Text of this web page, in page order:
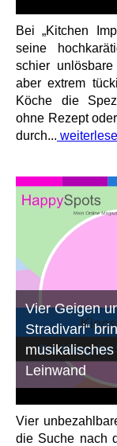
Bei „Kitchen
seine
schier
aber extrem
Köche die
ohne Rezept
durch...
Vier Geigen
Stradivari“
Leinwand
Vier
die Suche nach